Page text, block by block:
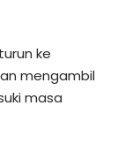
ke
mengambil
masa